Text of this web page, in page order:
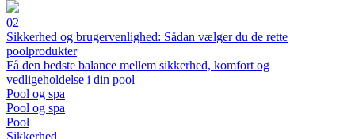
02
Sikkerhed og brugervenlighed: Sådan vælger du de rette
poolprodukter
Få den bedste balance mellem sikkerhed, komfort og
vedligeholdelse i din pool
Pool og spa
Pool og spa
Pool
Sikkerhed